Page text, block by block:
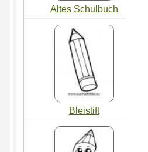
Altes Schulbuch
Bleistift